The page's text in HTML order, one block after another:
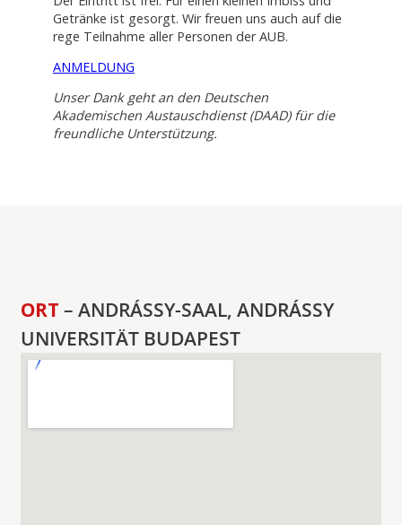
Getränke ist gesorgt. Wir freuen uns auch auf die
rege Teilnahme aller Personen der AUB.
ANMELDUNG
Unser Dank geht an den Deutschen
Akademischen Austauschdienst (DAAD) für die
freundliche Unterstützung.
ORT – ANDRÁSSY-SAAL, ANDRÁSSY
UNIVERSITÄT BUDAPEST